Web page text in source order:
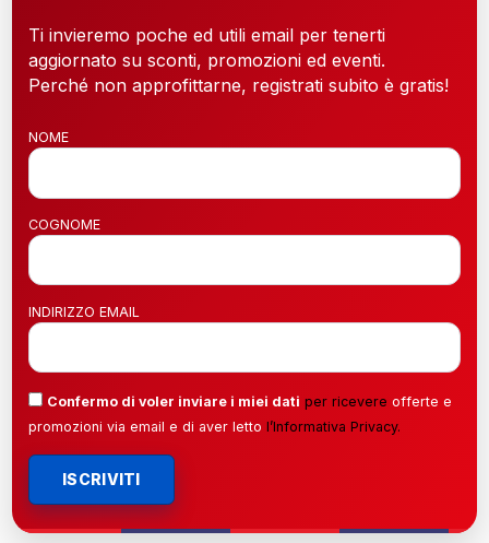
Ti invieremo poche ed utili email per tenerti
aggiornato su sconti, promozioni ed eventi.
Perché non approfittarne, registrati subito è gratis!
NOME
COGNOME
INDIRIZZO EMAIL
Confermo di voler inviare i miei dati per ricevere offerte e
promozioni via email e di aver letto l’Informativa Privacy.
ISCRIVITI